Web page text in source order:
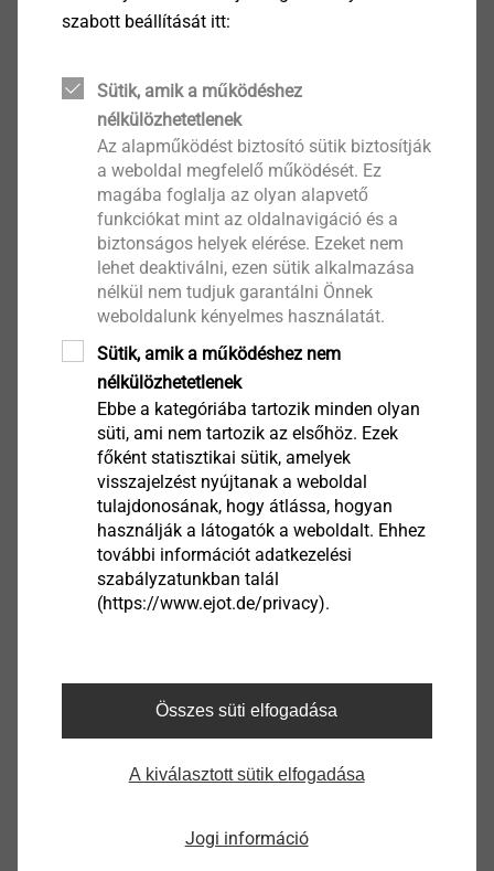
Termék megtekintése
Pro TKP
Hálós-vízorros élvédő profil
Pro ASP
Termék megtekintése
Pro GAP Giga Flex slim
Termék megtekintése
szabott beállítását itt:
Sütik, amik a működéshez
nélkülözhetetlenek
Az alapműködést biztosító sütik biztosítják
a weboldal megfelelő működését. Ez
magába foglalja az olyan alapvető
funkciókat mint az oldalnavigáció és a
biztonságos helyek elérése. Ezeket nem
lehet deaktiválni, ezen sütik alkalmazása
nélkül nem tudjuk garantálni Önnek
weboldalunk kényelmes használatát.
Sütik, amik a működéshez nem
nélkülözhetetlenek
Ebbe a kategóriába tartozik minden olyan
süti, ami nem tartozik az elsőhöz. Ezek
főként statisztikai sütik, amelyek
visszajelzést nyújtanak a weboldal
tulajdonosának, hogy átlássa, hogyan
használják a látogatók a weboldalt. Ehhez
további információt adatkezelési
szabályzatunkban talál
(https://www.ejot.de/privacy).
Összes süti elfogadása
A kiválasztott sütik elfogadása
Jogi információ